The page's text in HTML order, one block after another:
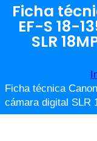
Ficha
EF-S 18-
SLR
Ficha técnica
cámara digital SLR